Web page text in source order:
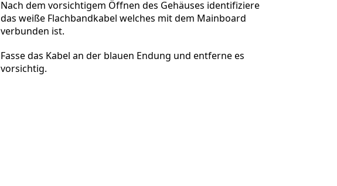
Nach dem vorsichtigem Öffnen des Gehäuses identifiziere
das weiße Flachbandkabel welches mit dem Mainboard
verbunden ist.
Fasse das Kabel an der blauen Endung und entferne es
vorsichtig.